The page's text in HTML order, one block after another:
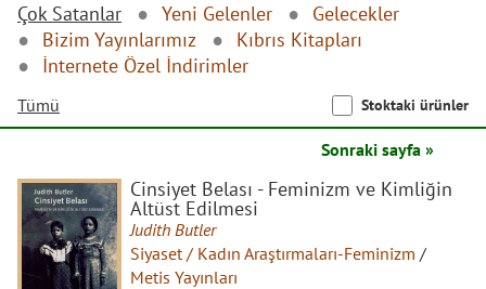
Çok Satanlar Yeni Gelenler
Gelecekler
Bizim Yayınlarımız
Kıbrıs Kitapları
İnternete Özel İndirimler
Tümü Stoktaki ürünler
Sonraki sayfa »
Cinsiyet Belası - Feminizm ve Kimliğin
Altüst Edilmesi
Judith Butler
Siyaset / Kadın Araştırmaları-Feminizm /
Metis Yayınları